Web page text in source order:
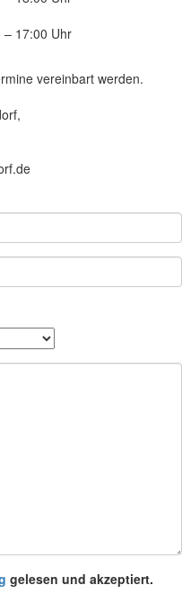
– 17:00 Uhr
vereinbart werden.
gelesen und akzeptiert.